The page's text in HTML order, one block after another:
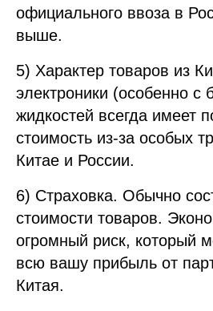
официального ввоза в
выше.
5) Характер товаров из
электроники (особенно с
жидкостей всегда имеет
стоимость из-за особых
Китае и России.
6) Страховка. Обычно
стоимости товаров.
огромный риск, который
всю вашу прибыль от
Китая.